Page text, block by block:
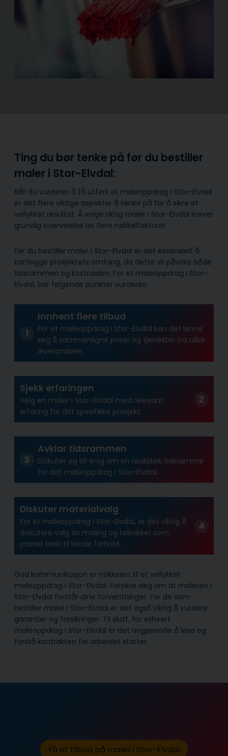
Ting du bør tenke på før du bestiller
maler i Stor-Elvdal:
Når du vurderer å få utført et maleoppdrag i Stor-Elvdal
er det flere viktige aspekter å tenke på for å sikre et
vellykket resultat. Å velge riktig maler i Stor-Elvdal krever
grundig overveielse av flere nøkkelfaktorer.
Før du bestiller maler i Stor-Elvdal er det essensielt å
kartlegge prosjektets omfang, da dette vil påvirke både
tidsrammen og kostnaden. For et maleoppdrag i Stor-
Elvdal, bør følgende punkter vurderes:
Innhent flere tilbud
For et maleoppdrag i Stor-Elvdal kan det lønne
seg å sammenligne priser og tjenester fra ulike
leverandører.
Sjekk erfaringen
Velg en maler i Stor-Elvdal med relevant
erfaring for ditt spesifikke prosjekt.
Avklar tidsrammen
Diskuter og bli enig om en realistisk tidsramme
for ditt maleoppdrag i Stor-Elvdal.
Diskuter materialvalg
For et maleoppdrag i Stor-Elvdal, er det viktig å
diskutere valg av maling og teknikker som
passer best til lokale forhold.
God kommunikasjon er nøkkelen til et vellykket
maleoppdrag i Stor-Elvdal. Forsikre deg om at maleren i
Stor-Elvdal forstår dine forventninger. For de som
bestiller maler i Stor-Elvdal er det også viktig å vurdere
garantier og forsikringer. Til slutt, for ethvert
maleoppdrag i Stor-Elvdal er det avgjørende å lese og
forstå kontrakten før arbeidet starter.
Få et tilbud på maler i Stor-Elvdal